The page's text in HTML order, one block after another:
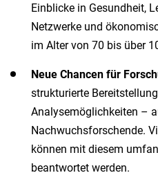
Einblicke in Gesundheit,
Netzwerke und
im Alter von 70 bis über
Neue Chancen für
strukturierte
Analysemöglichkeiten –
Nachwuchsforschende.
können mit diesem
beantwortet werden.